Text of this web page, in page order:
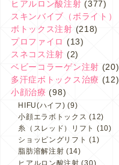
ヒアルロン酸注射 (377)
スキンバイブ（ボライト）
ボトックス注射 (218)
プロファイロ (13)
スネコス注射 (2)
ベビーコラーゲン注射 (20)
多汗症ボトックス治療 (12)
小顔治療 (98)
HIFU(ハイフ) (9)
小顔エラボトックス (12)
糸（スレッド）リフト (10)
ショッピングリフト (1)
脂肪溶解注射 (14)
ヒアルロン酸注射 (30)